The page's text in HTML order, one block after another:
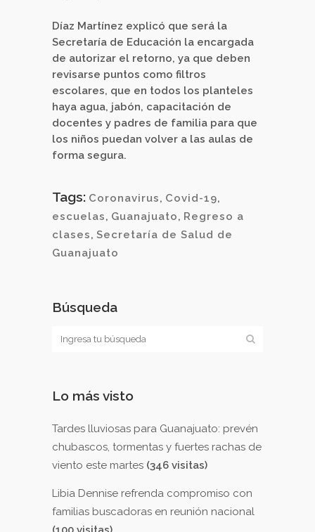
Díaz Martínez explicó que será la
Secretaría de Educación la encargada
de autorizar el retorno, ya que deben
revisarse puntos como filtros
escolares, que en todos los planteles
haya agua, jabón, capacitación de
docentes y padres de familia para que
los niños puedan volver a las aulas de
forma segura.
Tags: Coronavirus, Covid-19,
escuelas, Guanajuato, Regreso a
clases, Secretaría de Salud de
Guanajuato
Búsqueda
Lo más visto
Tardes lluviosas para Guanajuato: prevén
chubascos, tormentas y fuertes rachas de
viento este martes (346 visitas)
Libia Dennise refrenda compromiso con
familias buscadoras en reunión nacional